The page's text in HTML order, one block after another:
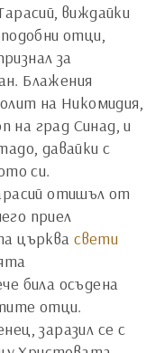
виждайки
отци,
за
Блажения
на Никомидия,
на град Синад, и
давайки с
си.
отишъл от
приел
църквасвети
била осъдена
отци.
заразил се с